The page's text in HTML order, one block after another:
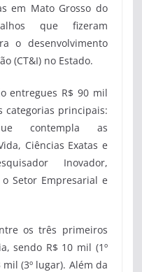
em Mato Grosso do
que fizeram
o desenvolvimento
(CT&I) no Estado.
entregues R$ 90 mil
categorias principais:
contempla as
Ciências Exatas e
Inovador,
Setor Empresarial e
os três primeiros
sendo R$ 10 mil (1º
mil (3º lugar). Além da